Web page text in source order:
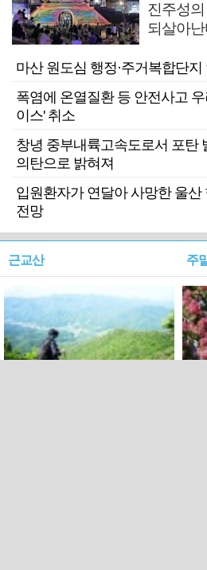
진주성
되살아
마산 원도심 행정·주거복합단
폭염에 온열질환 등 안전사고
이스' 취소
창녕 중부내륙고속도로서 포
의탄으로 밝혀져
입원환자가 연달아 사망한 울산
전망
근교산 주